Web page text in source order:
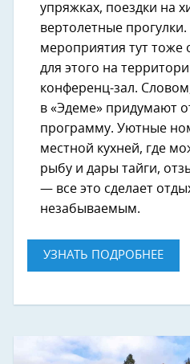
упряжках, поездки на
вертолетные
мероприятия тут тоже
для этого на
конференц-зал.
в «Эдеме» придумают
программу. Уютные
местной кухней, где
рыбу и дары тайги,
— все это сделает
незабываемым.
УЗНАТЬ ПОДРОБНЕЕ